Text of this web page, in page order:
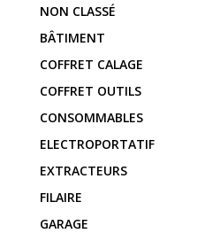
NON CLASSÉ
BÂTIMENT
COFFRET CALAGE
COFFRET OUTILS
CONSOMMABLES
ELECTROPORTATIF
EXTRACTEURS
FILAIRE
GARAGE